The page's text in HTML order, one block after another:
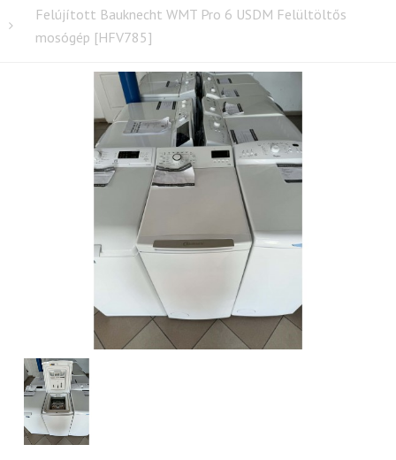
Felújított Bauknecht WMT Pro 6 USDM Felültöltős
mosógép [HFV785]